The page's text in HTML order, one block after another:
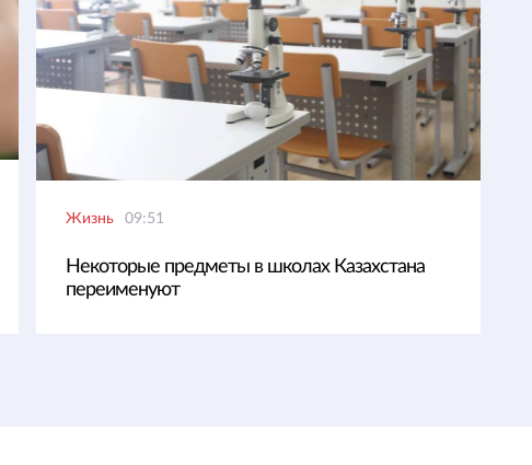
Жизнь 09:51
Некоторые предметы в школах Казахстана
переименуют